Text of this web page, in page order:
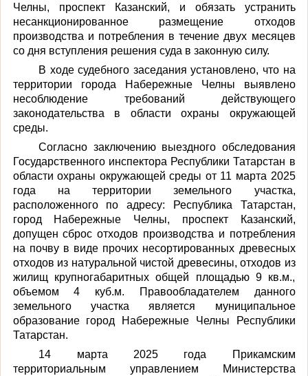
Челны, проспект Казанский, и обязать устранить
несанкционированное размещение отходов
производства и потребления в течение двух месяцев
со дня вступления решения суда в законную силу.
В ходе судебного заседания установлено, что на
территории города Набережные Челны выявлено
несоблюдение требований действующего
законодательства в области охраны окружающей
среды.
Согласно заключению выездного обследования
Государственного инспектора Республики Татарстан в
области охраны окружающей среды от 11 марта 2025
года на территории земельного участка,
расположенного по адресу: Республика Татарстан,
город Набережные Челны, проспект Казанский,
допущен сброс отходов производства и потребления
на почву в виде прочих несортированных древесных
отходов из натуральной чистой древесины, отходов из
жилищ крупногабаритных общей площадью 9 кв.м.,
объемом 4 куб.м. Правообладателем данного
земельного участка является муниципальное
образование город Набережные Челны Республики
Татарстан.
14 марта 2025 года
Прикамским
территориальным управлением Министерства